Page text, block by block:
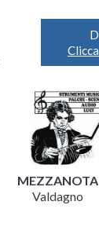
MEZZANOTA
Valdagno